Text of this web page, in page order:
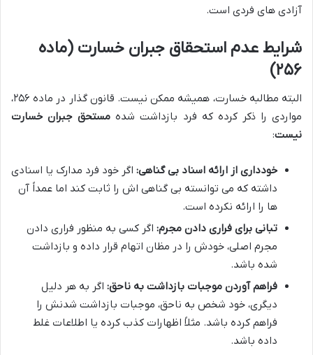
آزادی های فردی است.
شرایط عدم استحقاق جبران خسارت (ماده
۲۵۶)
البته مطالبه خسارت، همیشه ممکن نیست. قانون گذار در ماده ۲۵۶،
مواردی را ذکر کرده که فرد بازداشت شده مستحق جبران خسارت
نیست:
خودداری از ارائه اسناد بی گناهی: اگر خود فرد مدارک یا اسنادی
داشته که می توانسته بی گناهی اش را ثابت کند اما عمداً آن
ها را ارائه نکرده است.
تبانی برای فراری دادن مجرم: اگر کسی به منظور فراری دادن
مجرم اصلی، خودش را در مظان اتهام قرار داده و بازداشت
شده باشد.
فراهم آوردن موجبات بازداشت به ناحق: اگر به هر دلیل
دیگری، خود شخص به ناحق، موجبات بازداشت شدنش را
فراهم کرده باشد. مثلاً اظهارات کذب کرده یا اطلاعات غلط
داده باشد.